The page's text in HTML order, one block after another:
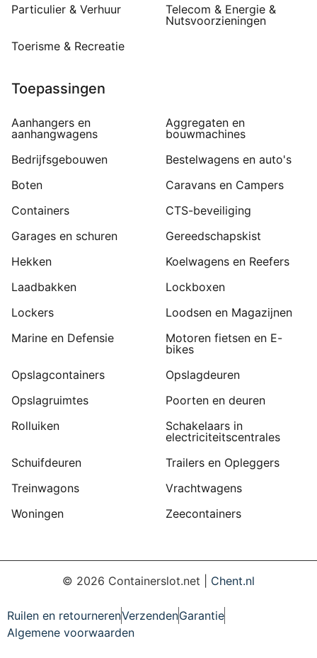
Particulier & Verhuur
Telecom & Energie &
Nutsvoorzieningen
Toerisme & Recreatie
Toepassingen
Aanhangers en
aanhangwagens
Aggregaten en
bouwmachines
Bedrijfsgebouwen
Bestelwagens en auto's
Boten
Caravans en Campers
Containers
CTS-beveiliging
Garages en schuren
Gereedschapskist
Hekken
Koelwagens en Reefers
Laadbakken
Lockboxen
Lockers
Loodsen en Magazijnen
Marine en Defensie
Motoren fietsen en E-
bikes
Opslagcontainers
Opslagdeuren
Opslagruimtes
Poorten en deuren
Rolluiken
Schakelaars in
electriciteitscentrales
Schuifdeuren
Trailers en Opleggers
Treinwagons
Vrachtwagens
Woningen
Zeecontainers
© 2026 Containerslot.net | Chent.nl
Ruilen en retournerenVerzendenGarantie
Algemene voorwaarden